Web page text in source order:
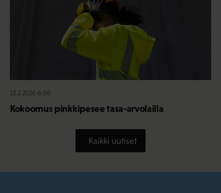
13.2.2026 6:30
Kokoomus pinkkipesee tasa-arvolailla
Kaikki uutiset